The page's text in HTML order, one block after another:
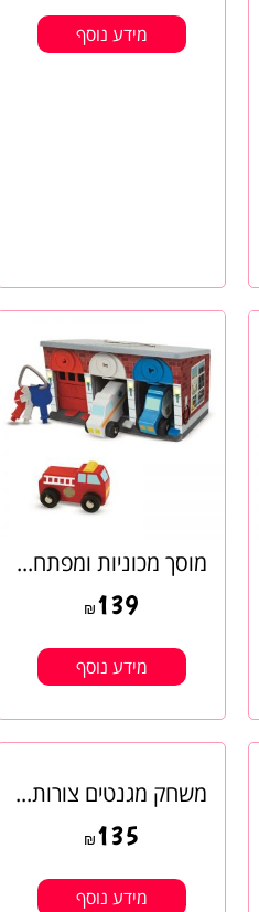
מידע נוסף
מוסך מכוניות ומפתח...
₪ 139
מידע נוסף
משחק מגנטים צורות...
₪ 135
מידע נוסף